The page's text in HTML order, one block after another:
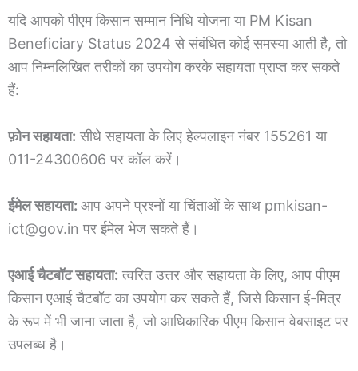
यदि आपको पीएम किसान सम्मान निधि योजना या PM Kisan
Beneficiary Status 2024 से संबंधित कोई समस्या आती है, तो
आप निम्नलिखित तरीकों का उपयोग करके सहायता प्राप्त कर सकते
हैं:
फ़ोन सहायता: सीधे सहायता के लिए हेल्पलाइन नंबर 155261 या
011-24300606 पर कॉल करें।
ईमेल सहायता: आप अपने प्रश्नों या चिंताओं के साथ pmkisan-
ict@gov.in पर ईमेल भेज सकते हैं।
एआई चैटबॉट सहायता: त्वरित उत्तर और सहायता के लिए, आप पीएम
किसान एआई चैटबॉट का उपयोग कर सकते हैं, जिसे किसान ई-मित्र
के रूप में भी जाना जाता है, जो आधिकारिक पीएम किसान वेबसाइट पर
उपलब्ध है।